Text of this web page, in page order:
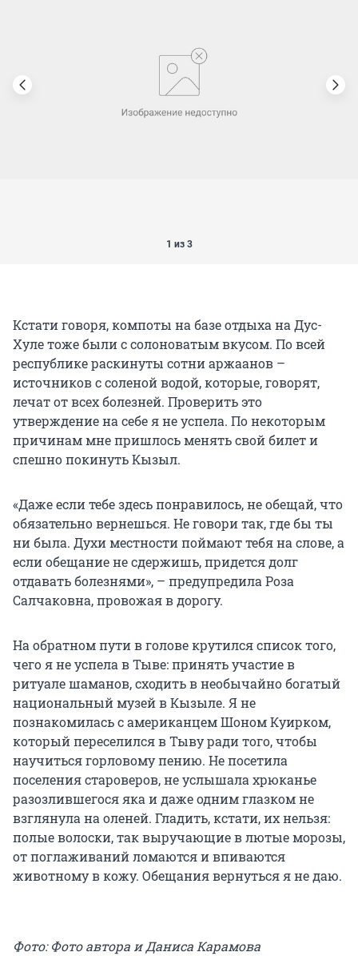
1 из 3
Кстати говоря, компоты на базе отдыха на Дус-
Хуле тоже были с солоноватым вкусом. По всей
республике раскинуты сотни аржаанов –
источников с соленой водой, которые, говорят,
лечат от всех болезней. Проверить это
утверждение на себе я не успела. По некоторым
причинам мне пришлось менять свой билет и
спешно покинуть Кызыл.
«Даже если тебе здесь понравилось, не обещай, что
обязательно вернешься. Не говори так, где бы ты
ни была. Духи местности поймают тебя на слове, а
если обещание не сдержишь, придется долг
отдавать болезнями», – предупредила Роза
Салчаковна, провожая в дорогу.
На обратном пути в голове крутился список того,
чего я не успела в Тыве: принять участие в
ритуале шаманов, сходить в необычайно богатый
национальный музей в Кызыле. Я не
познакомилась с американцем Шоном Куирком,
который переселился в Тыву ради того, чтобы
научиться горловому пению. Не посетила
поселения староверов, не услышала хрюканье
разозлившегося яка и даже одним глазком не
взглянула на оленей. Гладить, кстати, их нельзя:
полые волоски, так выручающие в лютые морозы,
от поглаживаний ломаются и впиваются
животному в кожу. Обещания вернуться я не даю.
Фото: Фото автора и Даниса Карамова